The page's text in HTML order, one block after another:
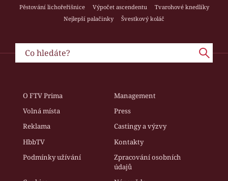
Pěstování lichořeřišnice
Výpočet ascendentu
Tvarohové knedlíky
Nejlepší palačinky
Švestkový koláč
O FTV Prima
Management
Volná místa
Press
Reklama
Castingy a výzvy
HbbTV
Kontakty
Podmínky užívání
Zpracování osobních
údajů